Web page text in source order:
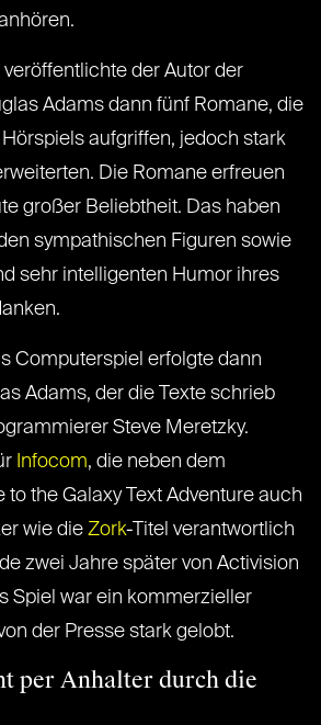
veröffentlichte der Autor der
Adams dann fünf Romane, die
aufgriffen, jedoch stark
Die Romane erfreuen
großer Beliebtheit. Das haben
sympathischen Figuren sowie
sehr intelligenten Humor ihres
Computerspiel erfolgte dann
Adams, der die Texte schrieb
Steve Meretzky.
Infocom, die neben dem
to the Galaxy Text Adventure auch
wie die Zork-Titel verantwortlich
zwei Jahre später von Activision
Spiel war ein kommerzieller
der Presse stark gelobt.
per Anhalter durch die